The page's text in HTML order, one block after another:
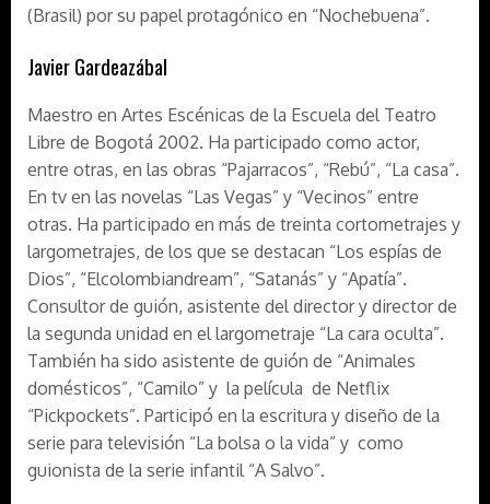
(Brasil) por su papel protagónico en “Nochebuena”.
Javier Gardeazábal
Maestro en Artes Escénicas de la Escuela del Teatro
Libre de Bogotá 2002. Ha participado como actor,
entre otras, en las obras “Pajarracos”, “Rebú”, “La casa”.
En tv en las novelas “Las Vegas” y “Vecinos” entre
otras. Ha participado en más de treinta cortometrajes y
largometrajes, de los que se destacan “Los espías de
Dios”, “Elcolombiandream”, “Satanás” y “Apatía”.
Consultor de guión, asistente del director y director de
la segunda unidad en el largometraje “La cara oculta”.
También ha sido asistente de guión de “Animales
domésticos”, “Camilo” y la película de Netflix
“Pickpockets”. Participó en la escritura y diseño de la
serie para televisión “La bolsa o la vida” y como
guionista de la serie infantil “A Salvo”.